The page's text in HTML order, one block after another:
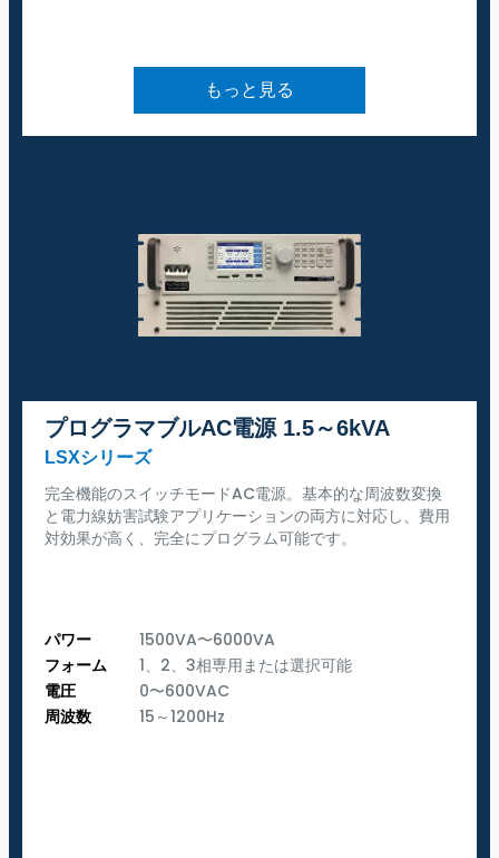
もっと見る
プログラマブルAC電源 1.5～6kVA
LSXシリーズ
完全機能のスイッチモードAC電源。基本的な周波数変換
と電力線妨害試験アプリケーションの両方に対応し、費用
対効果が高く、完全にプログラム可能です。
パワー
1500VA〜6000VA
フォーム
1、2、3相専用または選択可能
電圧
0〜600VAC
周波数
15～1200Hz